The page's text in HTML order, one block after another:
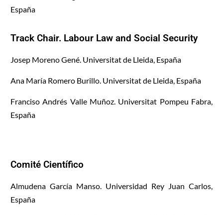
España
Track Chair. Labour Law and Social Security
Josep Moreno Gené. Universitat de Lleida, España
Ana María Romero Burillo. Universitat de Lleida, España
Franciso Andrés Valle Muñoz. Universitat Pompeu Fabra,
España
Comité Científico
Almudena García Manso. Universidad Rey Juan Carlos,
España